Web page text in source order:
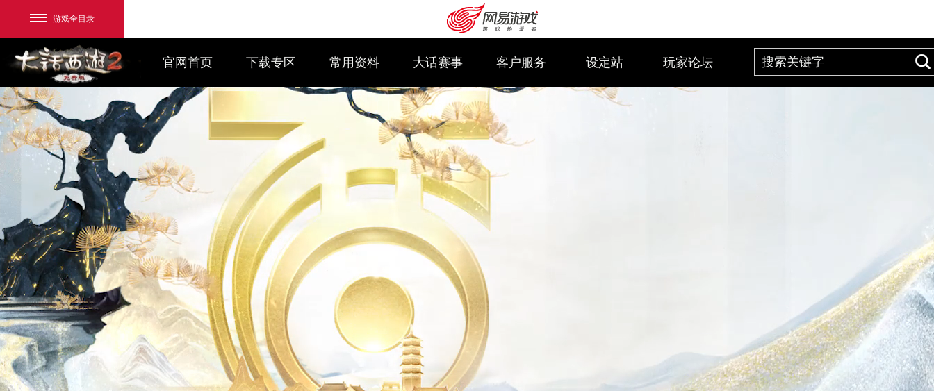
游戏全目录
网易游戏
游戏爱好者
我的足迹： 大话2免费版
官网首页 下载专区 常用资料 大话赛事 客户服务 设定站 玩家论坛